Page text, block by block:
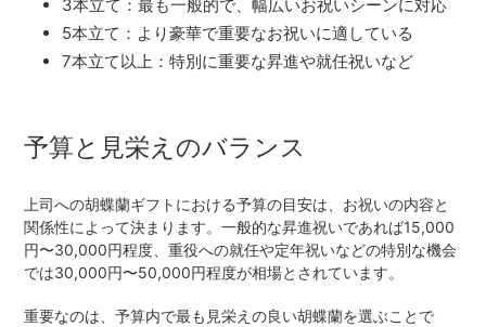
3本立て：最も一般的で、幅広いお祝いシーンに対応
5本立て：より豪華で重要なお祝いに適している
7本立て以上：特別に重要な昇進や就任祝いなど
予算と見栄えのバランス
上司への胡蝶蘭ギフトにおける予算の目安は、お祝いの内容と
関係性によって決まります。一般的な昇進祝いであれば15,000
円〜30,000円程度、重役への就任や定年祝いなどの特別な機会
では30,000円〜50,000円程度が相場とされています。
重要なのは、予算内で最も見栄えの良い胡蝶蘭を選ぶことで